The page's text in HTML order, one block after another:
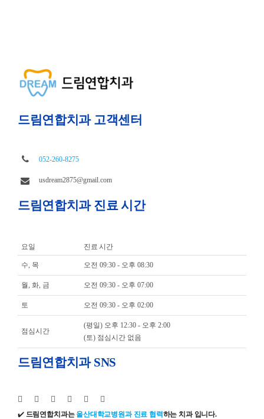
드림연합치과 고객센터
052-260-8275
usdream2875@gmail.com
드림연합치과 진료 시간
요일 진료 시간
수, 목 오전 09:30 - 오후 08:30
월, 화, 금 오전 09:30 - 오후 07:00
토 오전 09:30 - 오후 02:00
점심시간
(평일) 오후 12:30 - 오후 2:00
(토) 점심시간 없음
드림연합치과 SNS
✔️ 드림연합치과는 울산대학교병원과 진료 협력하는 치과 입니다.